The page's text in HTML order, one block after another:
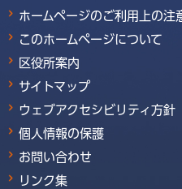
ホームページのご利用上の注
このホームページについて
区役所案内
サイトマップ
ウェブアクセシビリティ方針
個人情報の保護
お問い合わせ
リンク集